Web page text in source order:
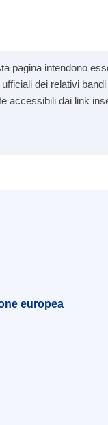
pagina intendono
dei relativi
accessibili dai link
europea
europea